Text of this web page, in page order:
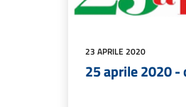
23 APRILE 2020
25 aprile 2020 -